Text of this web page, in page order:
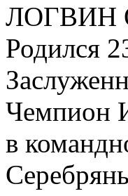
ЛОГВИН
Родился
Чемпион
в